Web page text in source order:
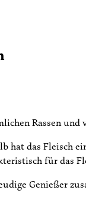
Rassen und
das Fleisch
für das
Genießer